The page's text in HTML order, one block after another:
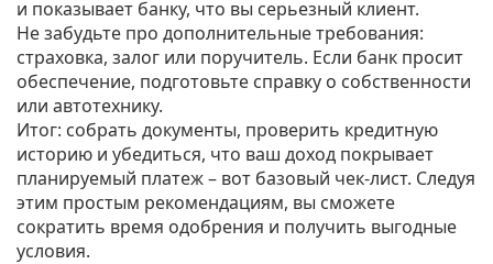
и показывает банку, что вы серьезный клиент.
Не забудьте про дополнительные требования:
страховка, залог или поручитель. Если банк просит
обеспечение, подготовьте справку о собственности
или автотехнику.
Итог: собрать документы, проверить кредитную
историю и убедиться, что ваш доход покрывает
планируемый платеж – вот базовый чек‑лист. Следуя
этим простым рекомендациям, вы сможете
сократить время одобрения и получить выгодные
условия.